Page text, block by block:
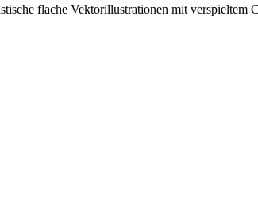
flache Vektorillustrationen mit verspieltem